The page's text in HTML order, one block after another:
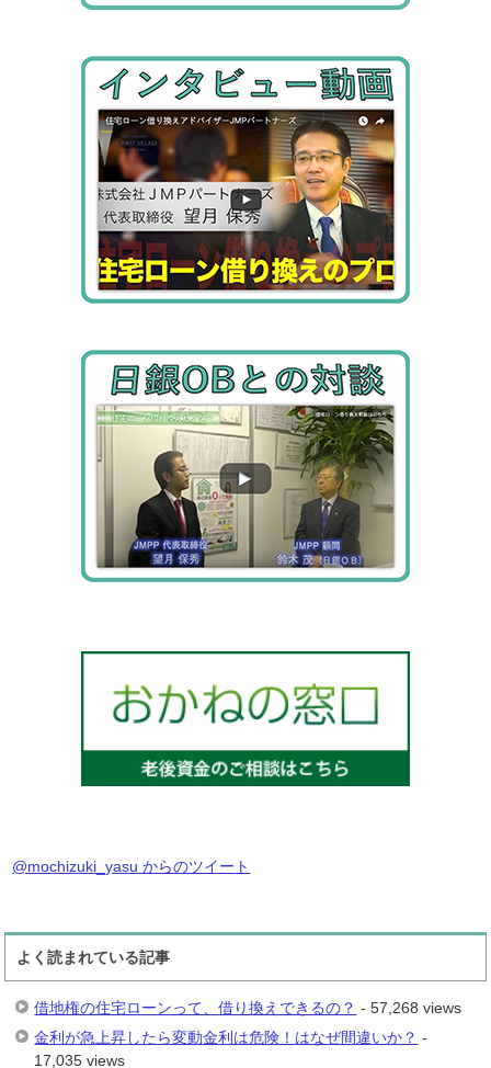
@mochizuki_yasu からのツイート
よく読まれている記事
借地権の住宅ローンって、借り換えできるの？ - 57,268 views
金利が急上昇したら変動金利は危険！はなぜ間違いか？ -
17,035 views